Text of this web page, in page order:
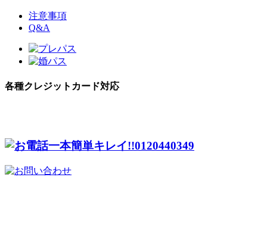
注意事項
Q&A
各種クレジットカード対応